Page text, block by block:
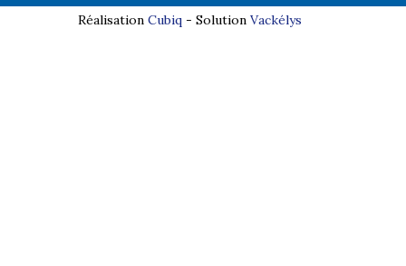
Réalisation Cubiq- Solution Vackélys